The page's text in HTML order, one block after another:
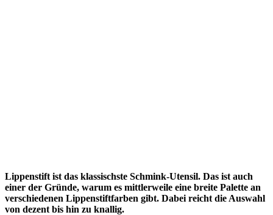
Lippenstift ist das klassischste Schmink-Utensil. Das ist auch
einer der Gründe, warum es mittlerweile eine breite Palette an
verschiedenen Lippenstiftfarben gibt. Dabei reicht die Auswahl
von dezent bis hin zu knallig.